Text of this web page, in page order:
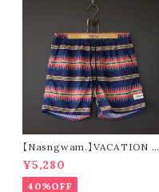
【Nasngwam.】VACATION S
HORTS (navy)
¥5,280
40%OFF